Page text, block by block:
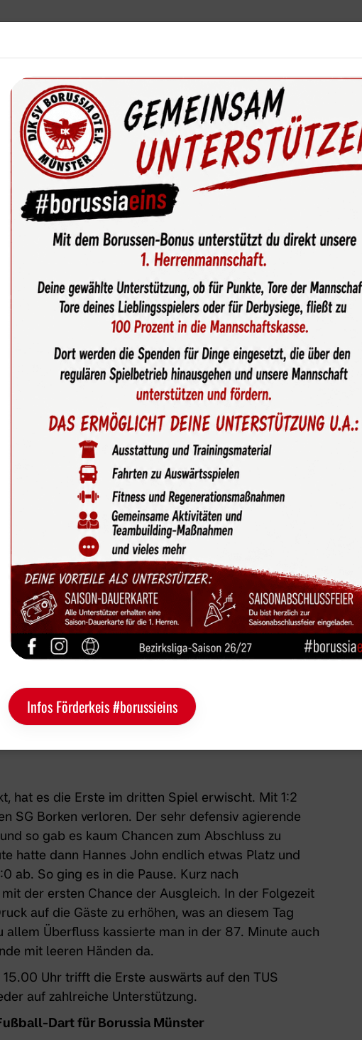
News & Media Service Sponsoren
Newsroom Unnötige Niederlage der 1. Mannschaft
der 1. Mannschaft
auf der Teamseite
hat es die Erste im dritten Spiel erwischt. Mit 1:2
SG Borken verloren. Der sehr defensiv agierende
so gab es kaum Chancen zum Abschluss zu
hatte dann Hannes John endlich etwas Platz und
ab. So ging es in die Pause. Kurz nach
der ersten Chance der Ausgleich. In der Folgezeit
auf die Gäste zu erhöhen, was an diesem Tag
allem Überfluss kassierte man in der 87. Minute auch
mit leeren Händen da.
Uhr trifft die Erste auswärts auf den TUS
auf zahlreiche Unterstützung.
Dart für Borussia Münster
Infos Förderkeis #borussieins